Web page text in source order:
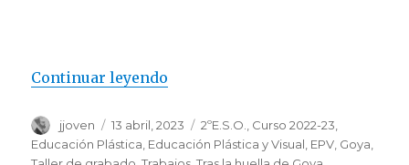
Continuar leyendo
Autor
jjoven
Publicado
el
13 abril, 2023 Categorías
2ºE.S.O., Curso 2022-23,
Educación Plástica, Educación Plástica y Visual, EPV, Goya,